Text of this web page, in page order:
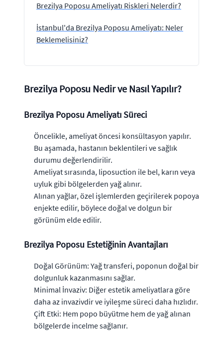
Brezilya Poposu Ameliyatı Riskleri Nelerdir?
İstanbul'da Brezilya Poposu Ameliyatı: Neler
Beklemelisiniz?
Brezilya Poposu Nedir ve Nasıl Yapılır?
Brezilya Poposu Ameliyatı Süreci
Öncelikle, ameliyat öncesi konsültasyon yapılır.
Bu aşamada, hastanın beklentileri ve sağlık
durumu değerlendirilir.
Ameliyat sırasında, liposuction ile bel, karın veya
uyluk gibi bölgelerden yağ alınır.
Alınan yağlar, özel işlemlerden geçirilerek popoya
enjekte edilir, böylece doğal ve dolgun bir
görünüm elde edilir.
Brezilya Poposu Estetiğinin Avantajları
Doğal Görünüm: Yağ transferi, poponun doğal bir
dolgunluk kazanmasını sağlar.
Minimal İnvaziv: Diğer estetik ameliyatlara göre
daha az invazivdir ve iyileşme süreci daha hızlıdır.
Çift Etki: Hem popo büyütme hem de yağ alınan
bölgelerde incelme sağlanır.